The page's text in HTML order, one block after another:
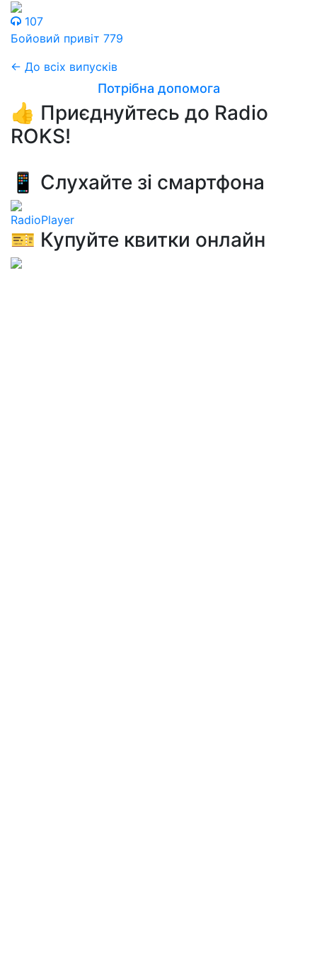
107
Бойовий привіт 779
← До всіх випусків
Потрібна допомога
👍 Приєднуйтесь до Radio
ROKS!
📱 Слухайте зі смартфона
RadioPlayer
🎫 Купуйте квитки онлайн